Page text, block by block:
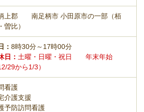
上郡 南足柄市 小田原市の一部（栢
曽比）
8時30分～17時00分
日
土曜・日曜・祝日 年末年始
29から1/3）
看護
介護支援
予防訪問看護